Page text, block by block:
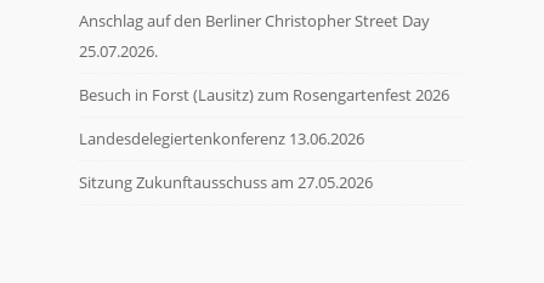
Anschlag auf den Berliner Christopher Street Day
25.07.2026.
Besuch in Forst (Lausitz) zum Rosengartenfest 2026
Landesdelegiertenkonferenz 13.06.2026
Sitzung Zukunftausschuss am 27.05.2026